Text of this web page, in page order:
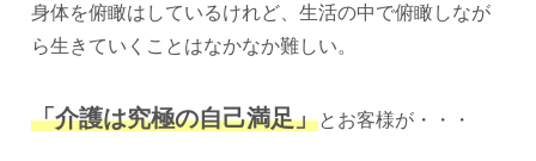
身体を俯瞰はしているけれど、生活の中で俯瞰しなが
ら生きていくことはなかなか難しい。
「介護は究極の自己満足」とお客様が・・・